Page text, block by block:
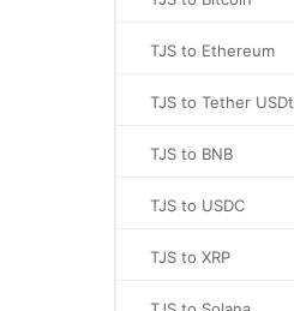
TJS to Ethereum
TJS to Tether USDt
TJS to BNB
TJS to USDC
TJS to XRP